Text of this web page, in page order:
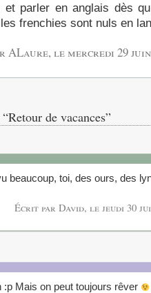
parler en anglais dès
les frenchies sont nuls en
ALaure, lemercredi 29
de vacances”
beaucoup, toi, des ours, des
Écrit par David, le jeudi 30
:p Mais on peut toujours rêver